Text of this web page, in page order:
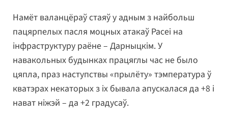
Намёт валанцёраў стаяў у адным з найбольш
пацярпелых пасля моцных атакаў Расеі на
інфраструктуру раёне – Дарныцкім. У
навакольных будынках працяглы час не было
цяпла, праз наступствы «прылёту» тэмпература ў
кватэрах некаторых з іх бывала апускалася да +8 і
нават ніжэй – да +2 градусаў.